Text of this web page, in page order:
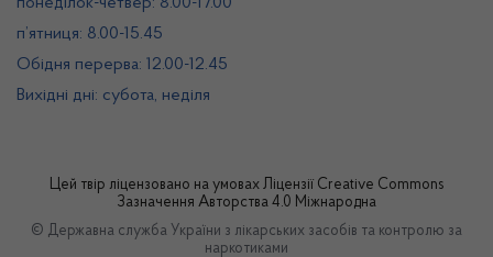
п’ятниця: 8.00-15.45
Обідня перерва: 12.00-12.45
Вихідні дні: субота, неділя
Цей твір ліцензовано на умовах Ліцензії Creative Commons
Зазначення Авторства 4.0 Міжнародна
© Державна служба України з лікарських засобів та контролю за
наркотиками